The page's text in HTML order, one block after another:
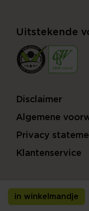
in winkelmandje
Uitstekende
Disclaimer
Algemene
Privacy
Klantenservice